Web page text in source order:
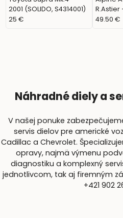
2001 (SOLIDO, S4314001)
25 €
R.Astier
Rallye
49.50 €
Náhradné diely a
V našej ponuke
servis dielov pre americké
Cadillac a Chevrolet.
opravy, najmä výmenu
diagnostiku a komplexný
jednotlivcom, tak aj firemným
+421 902